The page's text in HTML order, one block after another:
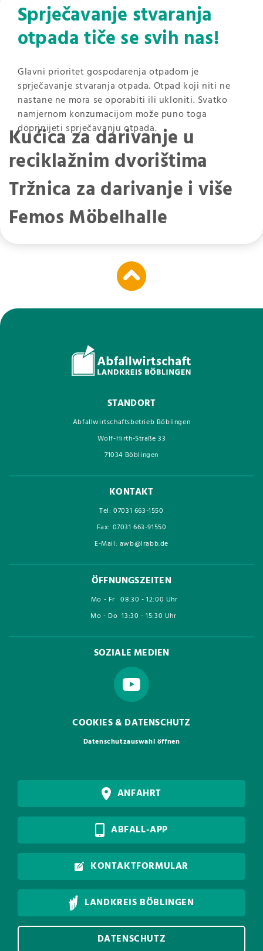
Sprječavanje stvaranja
otpada tiče se svih nas!
Glavni prioritet gospodarenja otpadom je
sprječavanje stvaranja otpada. Otpad koji niti ne
nastane ne mora se oporabiti ili ukloniti. Svatko
namjernom konzumacijom može puno toga
doprinijeti sprječavanju otpada.
Kućica za darivanje u
reciklažnim dvorištima
Tržnica za darivanje i više
Femos Möbelhalle
STANDORT
Abfallwirtschaftsbetrieb Böblingen
Wolf-Hirth-Straße 33
71034 Böblingen
KONTAKT
Tel: 07031 663-1550
Fax: 07031 663-91550
E-Mail: awb@lrabb.de
ÖFFNUNGSZEITEN
Mo - Fr 08:30 - 12:00 Uhr
Mo - Do 13:30 - 15:30 Uhr
SOZIALE MEDIEN
COOKIES & DATENSCHUTZ
Datenschutzauswahl öffnen
ANFAHRT
ABFALL-APP
KONTAKTFORMULAR
LANDKREIS BÖBLINGEN
DATENSCHUTZ